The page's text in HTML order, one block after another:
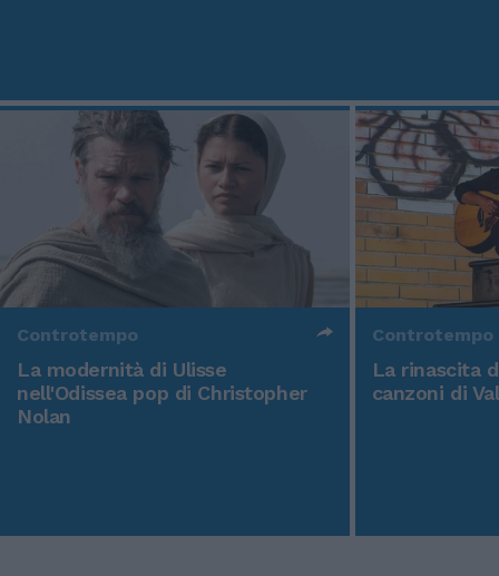
Controtempo
La modernità di Ulisse
nell'Odissea pop di Christopher
Nolan
Controtempo
La rinascita
canzoni di